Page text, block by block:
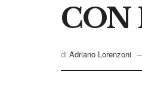
CON
di Adriano Lorenzoni